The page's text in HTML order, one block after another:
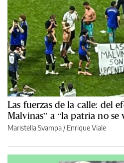
Las fuerzas de la calle: del
Malvinas” a “la patria no se
Maristella Svampa /Enrique Viale